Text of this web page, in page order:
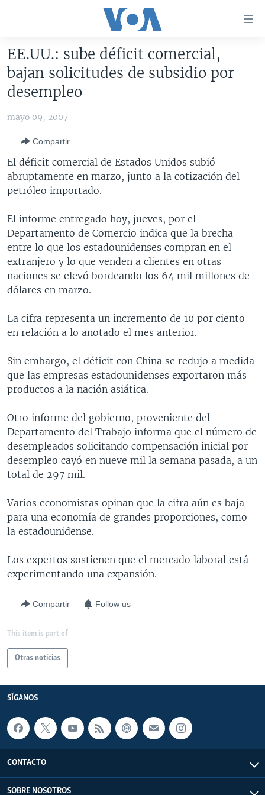
accesibilidad
Salte
contenido
Salte
principal
Salte
AMÉRICA DEL NORTE
EEUU
ELECCIONES EEUU 2024
VOA VERIFICA INMIGRACIÓN
VOA VERIFICA AMÉRICA LATINA
ARGENTINA
BOLIVIA
COLOMBIA
PERÚ
ECUADOR
VENEZUELA
BRASIL
CHINA EN AMÉRICA LATINA
CENTROAMÉRICA
COSTA RICA
GUATEMALA
HONDURAS
NICARAGUA
OTRAS SECCIONES
LIBERTAD DE PRENSA
MUNDO
ECONOMÍA
ENTRETENIMIENTO Y CULTURA
TECNOLOGÍA
DEPORTES
CIENCIA Y SALUD
LIBERTAD DE PRENSA
UCRANIA
MULTIMEDIA
VIDEOS
FOTOGRAFÍA
AUDIOS
PROGRAMAS TV
EL MUNDO AL DÍA
FORO INTERAMERICANO
VISIÓN 360
LAS CLAVES
RADIO
AVANCE INFORMATIVO
AUDIONOTICIAS
BUENOS DÍAS AMÉRICA
EL MUNDO AL DÍA [RADIO]
FORO [RADIO]
DEPORTIVO INTERNACIONAL
ENTRETENIMIENTO
DIRECT
DOCUMENTALES DE LA VOA
Learning English
SÍGANOS
Idiomas
EE.UU.: sube déficit comercial,
bajan solicitudes de subsidio por
desempleo
mayo 09, 2007
Compartir
El déficit comercial de Estados Unidos subió
abruptamente en marzo, junto a la cotización del
petróleo importado.
El informe entregado hoy, jueves, por el
Departamento de Comercio indica que la brecha
entre lo que los estadounidenses compran en el
extranjero y lo que venden a clientes en otras
naciones se elevó bordeando los 64 mil millones de
dólares en marzo.
La cifra representa un incremento de 10 por ciento
en relación a lo anotado el mes anterior.
Sin embargo, el déficit con China se redujo a medida
que las empresas estadounidenses exportaron más
productos a la nación asiática.
Otro informe del gobierno, proveniente del
Departamento del Trabajo informa que el número de
desempleados solicitando compensación inicial por
desempleo cayó en nueve mil la semana pasada, a un
total de 297 mil.
Varios economistas opinan que la cifra aún es baja
para una economía de grandes proporciones, como
la estadounidense.
Los expertos sostienen que el mercado laboral está
experimentando una expansión.
Compartir Follow us
This item is part of
Otras noticias
SÍGANOS
CONTACTO
SOBRE NOSOTROS